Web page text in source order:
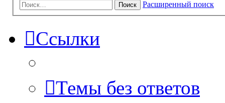
Поиск Расширенный поиск
Ссылки
Темы без ответов